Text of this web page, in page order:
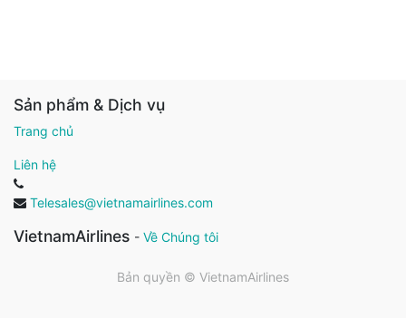
Sản phẩm & Dịch vụ
Trang chủ
Liên hệ
Telesales@vietnamairlines.com
VietnamAirlines - Về Chúng tôi
Bản quyền © VietnamAirlines